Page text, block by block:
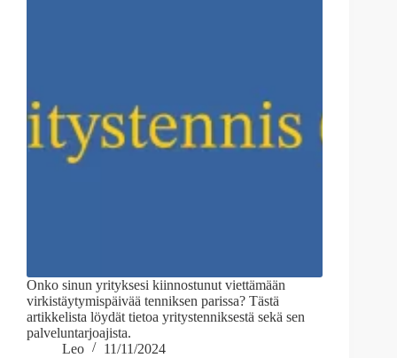
Onko sinun yrityksesi kiinnostunut viettämään
virkistäytymispäivää tenniksen parissa? Tästä
artikkelista löydät tietoa yritystenniksestä sekä sen
palveluntarjoajista.
Leo
11/11/2024